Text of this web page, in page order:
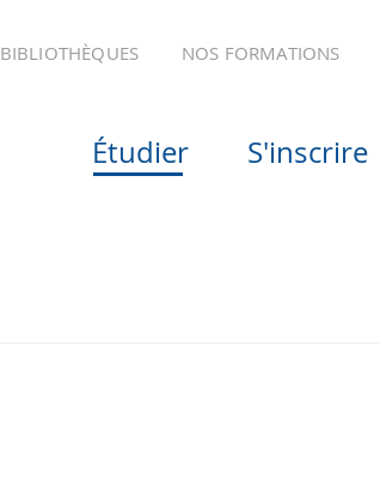
BIBLIOTHÈQUES NOS FORMATIONS
Étudier S'inscrire